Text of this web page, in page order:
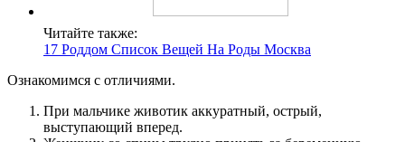
Читайте также:
17 Роддом Список Вещей На Роды Москва
Ознакомимся с отличиями.
При мальчике животик аккуратный, острый,
выступающий вперед.